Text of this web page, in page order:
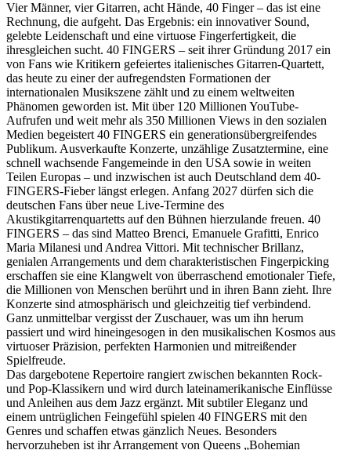
Vier Männer, vier Gitarren, acht Hände, 40 Finger – das ist eine
Rechnung, die aufgeht. Das Ergebnis: ein innovativer Sound,
gelebte Leidenschaft und eine virtuose Fingerfertigkeit, die
ihresgleichen sucht. 40 FINGERS – seit ihrer Gründung 2017 ein
von Fans wie Kritikern gefeiertes italienisches Gitarren-Quartett,
das heute zu einer der aufregendsten Formationen der
internationalen Musikszene zählt und zu einem weltweiten
Phänomen geworden ist. Mit über 120 Millionen YouTube-
Aufrufen und weit mehr als 350 Millionen Views in den sozialen
Medien begeistert 40 FINGERS ein generationsübergreifendes
Publikum. Ausverkaufte Konzerte, unzählige Zusatztermine, eine
schnell wachsende Fangemeinde in den USA sowie in weiten
Teilen Europas – und inzwischen ist auch Deutschland dem 40-
FINGERS-Fieber längst erlegen. Anfang 2027 dürfen sich die
deutschen Fans über neue Live-Termine des
Akustikgitarrenquartetts auf den Bühnen hierzulande freuen. 40
FINGERS – das sind Matteo Brenci, Emanuele Grafitti, Enrico
Maria Milanesi und Andrea Vittori. Mit technischer Brillanz,
genialen Arrangements und dem charakteristischen Fingerpicking
erschaffen sie eine Klangwelt von überraschend emotionaler Tiefe,
die Millionen von Menschen berührt und in ihren Bann zieht. Ihre
Konzerte sind atmosphärisch und gleichzeitig tief verbindend.
Ganz unmittelbar vergisst der Zuschauer, was um ihn herum
passiert und wird hineingesogen in den musikalischen Kosmos aus
virtuoser Präzision, perfekten Harmonien und mitreißender
Spielfreude.
Das dargebotene Repertoire rangiert zwischen bekannten Rock-
und Pop-Klassikern und wird durch lateinamerikanische Einflüsse
und Anleihen aus dem Jazz ergänzt. Mit subtiler Eleganz und
einem untrüglichen Feingefühl spielen 40 FINGERS mit den
Genres und schaffen etwas gänzlich Neues. Besonders
hervorzuheben ist ihr Arrangement von Queens „Bohemian